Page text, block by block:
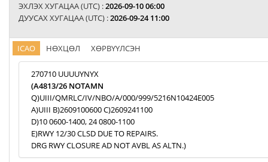
ЭХЛЭХ ХУГАЦАА (UTC) :2026-09-10 06:00
ДУУСАХ ХУГАЦАА (UTC) :2026-09-24 11:00
ICAO НӨХЦӨЛ ХӨРВҮҮЛСЭН
270710 UUUUYNYX
(A4813/26 NOTAMN
Q)UIII/QMRLC/IV/NBO/A/000/999/5216N10424E005
A)UIII B)2609100600 C)2609241100
D)10 0600-1400, 24 0800-1100
E)RWY 12/30 CLSD DUE TO REPAIRS.
DRG RWY CLOSURE AD NOT AVBL AS ALTN.)